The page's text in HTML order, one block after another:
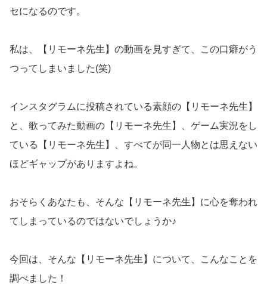
セになるのです。
私は、【リモーネ先生】の動画を見すぎて、この口癖がう
つってしまいました(笑)
インスタグラムに投稿されている素顔の【リモーネ先生】
と、歌ってみた動画の【リモーネ先生】、ゲーム実況をし
ている【リモーネ先生】、すべてが同一人物とは思えない
ほどギャップがありますよね。
おそらくあなたも、そんな【リモーネ先生】に心を奪われ
てしまっているのではないでしょうか♪
今回は、そんな【リモーネ先生】について、こんなことを
調べました！